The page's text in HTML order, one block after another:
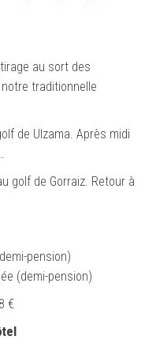
au sort des
traditionnelle
de Ulzama. Après midi
golf de Gorraiz. Retour à
pension)
(demi-pension)
€